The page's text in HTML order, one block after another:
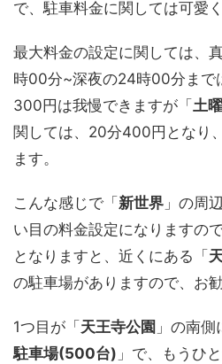
で、駐車料金に関しては可愛
最大料金の設定に関しては、
時00分~深夜の24時00分まで
300円は我慢できますが「 土
関しては、20分400円となり
ます。
こんな感じで「 新世界 」の周
い目の料金設定になりますの
となりますと、近くにある「
の駐車場がありますので、お勧
1つ目が「 天王寺公園 」の南側
駐車場(500台) 」で、もうひ